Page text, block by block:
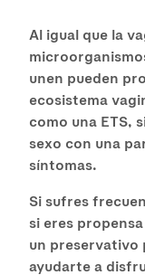
Al igual que la
unen pueden
ecosistema
como una ETS,
sexo con una
síntomas.
Si sufres
si eres
un preservativo
ayudarte a